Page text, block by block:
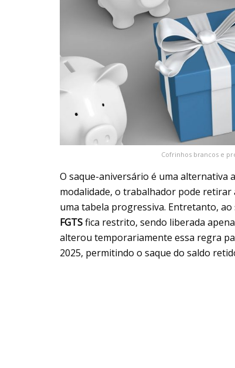
Cofrinhos brancos e
O saque-aniversário é uma alternativa
modalidade, o trabalhador pode retirar
uma tabela progressiva. Entretanto,
FGTSfica restrito, sendo liberada
alterou temporariamente essa regra
2025, permitindo o saque do saldo